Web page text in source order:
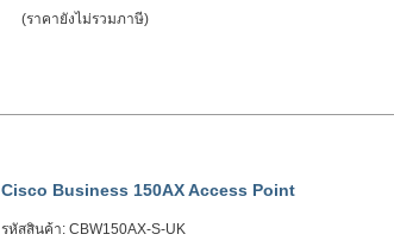
(ราคายังไม่รวมภาษี)
Cisco Business 150AX Access Point
รหัสสินค้า: CBW150AX-S-UK